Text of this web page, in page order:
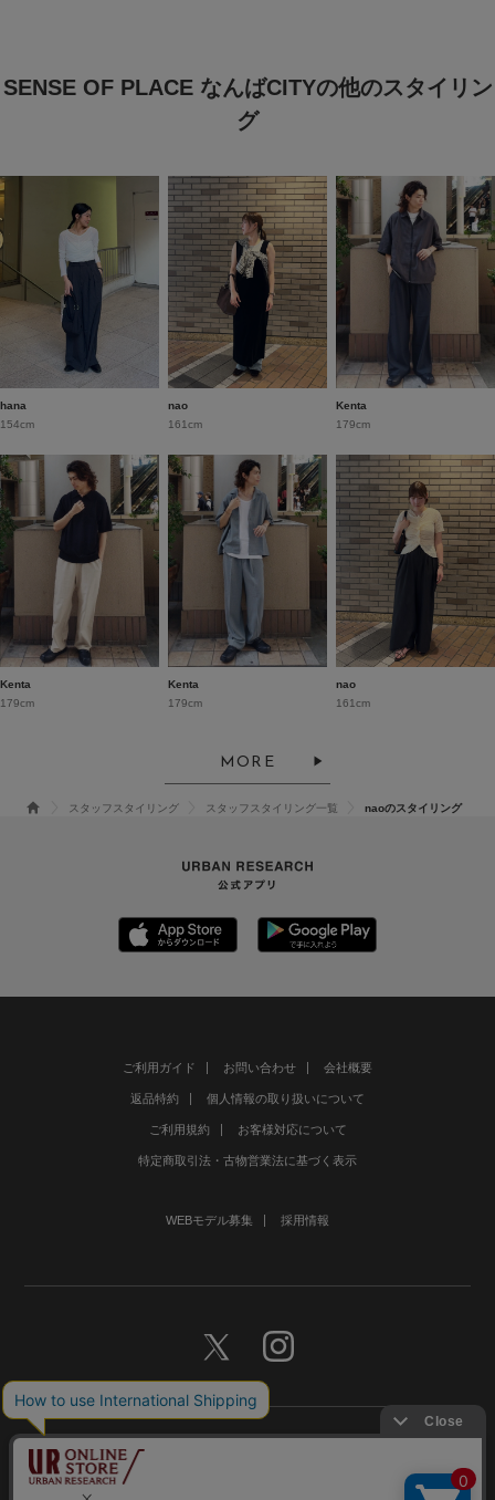
SENSE OF PLACE なんばCITYの他のスタイリン
グ
hana
154cm
nao
161cm
Kenta
179cm
Kenta
179cm
Kenta
179cm
nao
161cm
MORE
スタッフスタイリング スタッフスタイリング一覧 naoのスタイリング
ご利用ガイド お問い合わせ 会社概要
返品特約 個人情報の取り扱いについて
ご利用規約 お客様対応について
特定商取引法・古物営業法に基づく表示
WEBモデル募集 採用情報